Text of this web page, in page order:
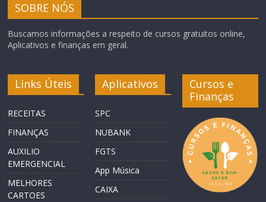
SOBRE NÓS
Buscamos informações a respeito de cursos gratuitos online,
Aplicativos e finanças em geral.
Links Úteis
RECEITAS
FINANÇAS
AUXILIO
EMERGENCIAL
MELHORES
CARTOES
Aplicativos
SPC
NUBANK
FGTS
App Música
CAIXA
Cursos e
Finanças